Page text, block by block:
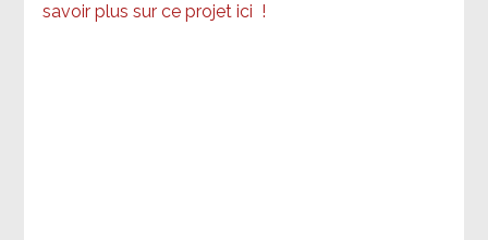
savoir plus sur ce projet ici !